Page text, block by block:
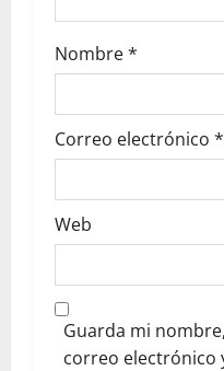
Nombre*
Correo electrónico *
Web
Guarda mi nombre,
correo electrónico